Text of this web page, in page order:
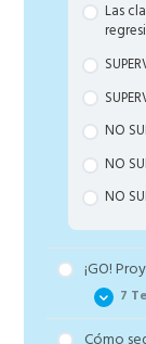
Las
NO
NO
NO
¡GO!
7